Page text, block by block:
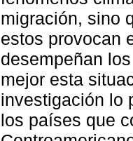
migración, sino
estos provocan
desempeñan
mejor esta
investigación lo
los países que